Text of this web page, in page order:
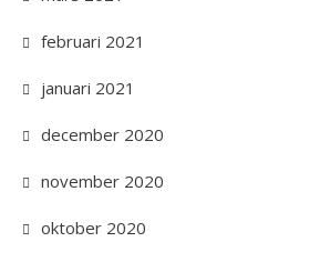
februari 2021
januari 2021
december 2020
november 2020
oktober 2020